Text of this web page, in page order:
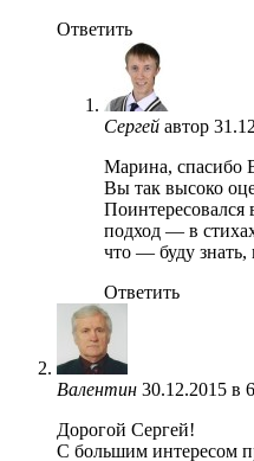
Ответить
Сергей автор
Марина, спасибо
Вы так высоко
подход — в
что — буду знать,
Ответить
Валентин 30.12.2015 в
Дорогой Сергей!
С большим интересом